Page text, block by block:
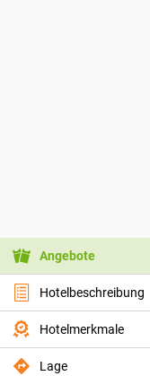
Angebote
Hotelbeschreibung
Hotelmerkmale
Lage